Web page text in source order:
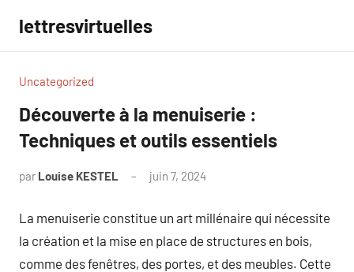
contenu
lettresvirtuelles
Uncategorized
Découverte à la menuiserie :
Techniques et outils essentiels
par Louise KESTEL juin 7, 2024
La menuiserie constitue un art millénaire qui nécessite
la création et la mise en place de structures en bois,
comme des fenêtres, des portes, et des meubles. Cette